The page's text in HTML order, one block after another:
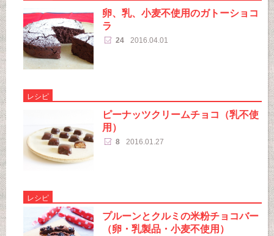
卵、乳、小麦不使用のガトーショコ
ラ
24 2016.04.01
レシピ
ピーナッツクリームチョコ（乳不使
用）
8 2016.01.27
レシピ
プルーンとクルミの米粉チョコバー
（卵・乳製品・小麦不使用）